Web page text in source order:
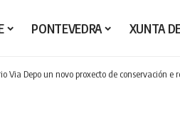
PONTEVEDRA XUNTA
Depo un novo proxecto de conservación